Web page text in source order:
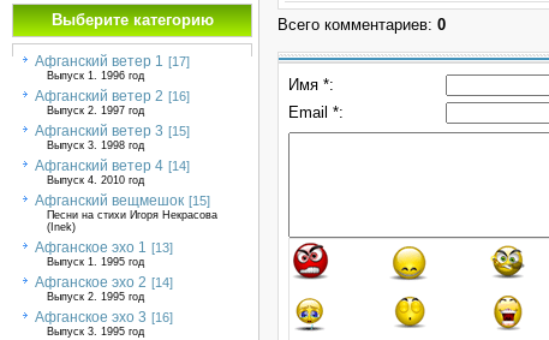
Выберите категорию
Афганский ветер 1 [17]
Выпуск 1. 1996 год
Афганский ветер 2 [16]
Выпуск 2. 1997 год
Афганский ветер 3 [15]
Выпуск 3. 1998 год
Афганский ветер 4 [14]
Выпуск 4. 2010 год
Афганский вещмешок [15]
Песни на стихи Игоря Некрасова
(Inek)
Афганское эхо 1 [13]
Выпуск 1. 1995 год
Афганское эхо 2 [14]
Выпуск 2. 1995 год
Афганское эхо 3 [16]
Выпуск 3. 1995 год
Всего комментариев: 0
Имя *:
Email *: